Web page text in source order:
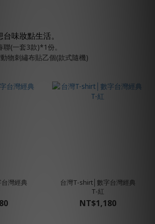
味妝點生活。
(一套3款)*1份。
物刺繡布貼乙個(款式隨機)
灣經典
台灣T-shirt│數字台灣經典
T-紅
NT$1,180